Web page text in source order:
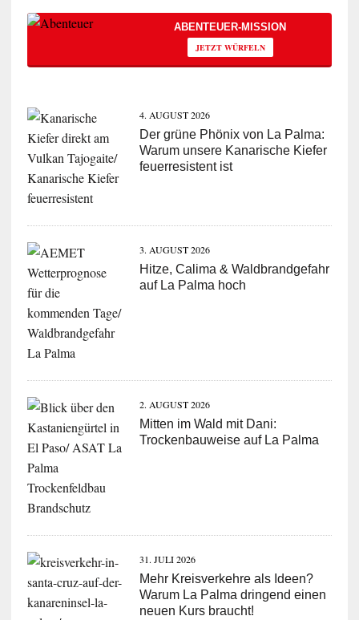
ABENTEUER-MISSION
JETZT WÜRFELN
4. AUGUST 2026
Der grüne Phönix von La Palma:
Warum unsere Kanarische Kiefer
feuerresistent ist
3. AUGUST 2026
Hitze, Calima & Waldbrandgefahr
auf La Palma hoch
2. AUGUST 2026
Mitten im Wald mit Dani:
Trockenbauweise auf La Palma
31. JULI 2026
Mehr Kreisverkehre als Ideen?
Warum La Palma dringend einen
neuen Kurs braucht!